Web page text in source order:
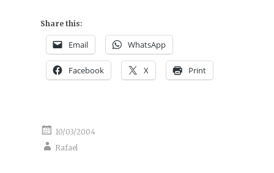
Share this:
Email WhatsApp
Facebook X Print
10/03/2004
Rafael